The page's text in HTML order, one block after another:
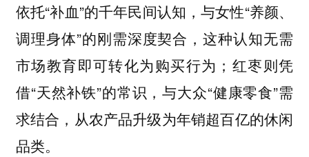
依托“补血”的千年民间认知，与女性“养颜、
调理身体”的刚需深度契合，这种认知无需
市场教育即可转化为购买行为；红枣则凭
借“天然补铁”的常识，与大众“健康零食”需
求结合，从农产品升级为年销超百亿的休闲
品类。